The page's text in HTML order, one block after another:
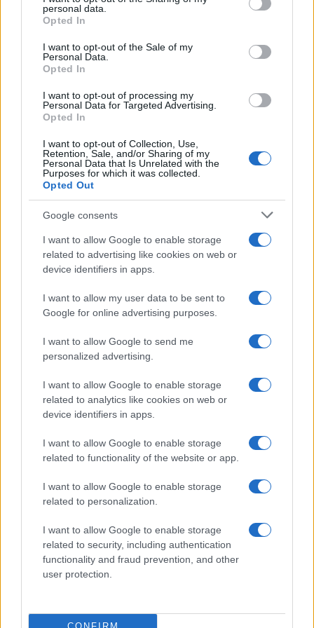
grant or deny consent to Google and its third-party tags to
use your data for below specified purposes in below Google
consent section.
personal data.
Opted In
I want to opt-out of the Sale of my
Personal Data.
Opted In
I want to opt-out of processing my
Personal Data for Targeted Advertising.
Opted In
I want to opt-out of Collection, Use,
Retention, Sale, and/or Sharing of my
Personal Data that Is Unrelated with the
Purposes for which it was collected.
Opted Out
Google consents
I want to allow Google to enable storage
related to advertising like cookies on web or
device identifiers in apps.
I want to allow my user data to be sent to
Google for online advertising purposes.
I want to allow Google to send me
personalized advertising.
I want to allow Google to enable storage
related to analytics like cookies on web or
device identifiers in apps.
I want to allow Google to enable storage
related to functionality of the website or app.
I want to allow Google to enable storage
related to personalization.
I want to allow Google to enable storage
related to security, including authentication
functionality and fraud prevention, and other
user protection.
CONFIRM
Η νέα αυτή στρατηγική αφορά άμεσα τη
Μολδαβία και τις έξι χώρες των Δυτικών
Σύνοδο Κορυφής. Στο τραπέζι των συζητήσεων
βρίσκονται η Αλβανία, το Μαυροβούνιο, η Σερβία,
η Βόρεια Μακεδονία, η Βοσνία-Ερζεγοβίνη και το
Κόσοβο, με το Μαυροβούνιο να παρουσιάζει
αυτή τη στιγμή την ωριμότερη εικόνα και να
διεκδικεί την ένταξή του ακόμη και εντός του
2028, ενώ για την Αλβανία, η οποία ακολουθεί σε
επίπεδο προόδου, τα σενάρια δείχνουν ως
πιθανό ορόσημο το 2030.